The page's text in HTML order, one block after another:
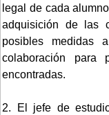
legal de cada
adquisición de las
posibles medidas
colaboración para
encontradas.
2. El jefe de